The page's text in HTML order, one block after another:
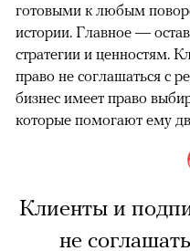
готовыми к любым
истории. Главное —
стратегии и ценностям.
право не соглашаться с
бизнес имеет право
которые помогают ему
Клиенты и
не